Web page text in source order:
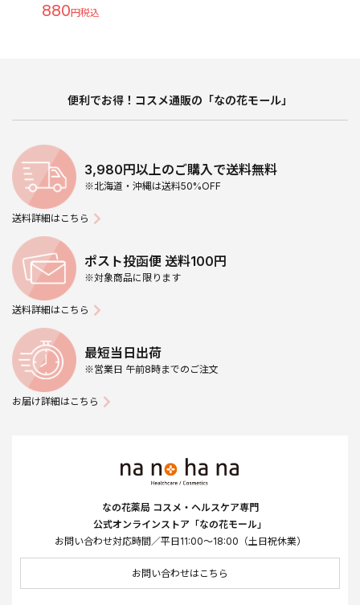
880
便利でお得！コスメ通販の「なの花モール」
3,980円以上のご購入で送料無料
※北海道・沖縄は送料50%OFF
送料詳細はこちら
ポスト投函便 送料100円
※対象商品に限ります
送料詳細はこちら
最短当日出荷
※営業日 午前8時までのご注文
お届け詳細はこちら
なの花薬局 コスメ・ヘルスケア専門
公式オンラインストア「なの花モール」
お問い合わせ対応時間／平日11:00～18:00（土日祝休業）
お問い合わせはこちら